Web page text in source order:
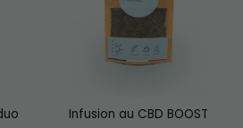
Infusion au CBD BOOST